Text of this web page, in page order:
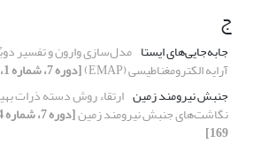
ج
جابه‌جایی‌‌های ایستا مدل‌سازی وارون و تفسیر
آرایه الکترومغناطیسی (EMAP)
[دوره 7، شماره 1، 1392، صفحه 64-78]
جنبش نیرومند زمین ارتقاء روش دسته ذرات
نگاشت‌های جنبش نیرومند زمین
169]